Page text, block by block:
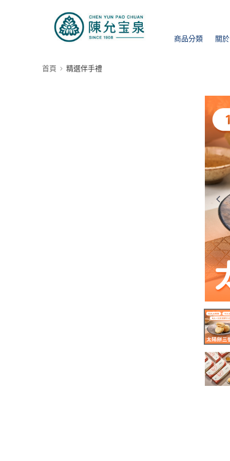
商品分類 關
首頁 精選伴手禮